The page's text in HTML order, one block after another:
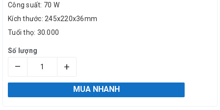
Công suất: 70 W
Kích thước: 245x220x36mm
Tuổi thọ: 30.000
Số lượng
– +
MUA NHANH